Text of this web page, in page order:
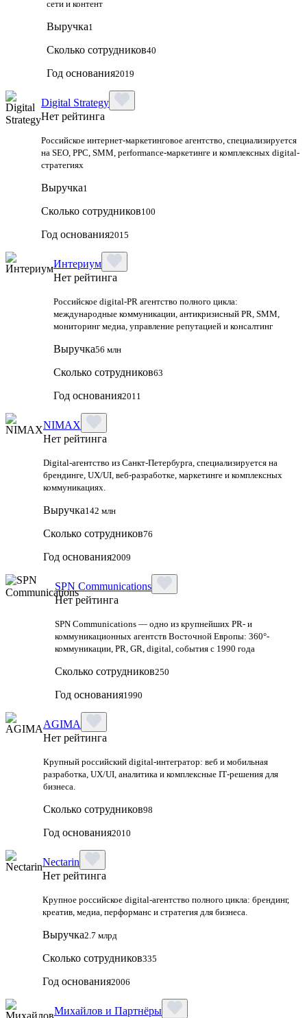
сети и контент
Выручка1
Сколько сотрудников40
Год основания2019
Digital Strategy
Нет рейтинга
Российское интернет-маркетинговое агентство, специализируется
на SEO, PPC, SMM, performance-маркетинге и комплексных digital-
стратегиях
Выручка1
Сколько сотрудников100
Год основания2015
Интериум
Нет рейтинга
Российское digital-PR агентство полного цикла:
международные коммуникации, антикризисный PR, SMM,
мониторинг медиа, управление репутацией и консалтинг
Выручка56 млн
Сколько сотрудников63
Год основания2011
NIMAX
Нет рейтинга
Digital-агентство из Санкт-Петербурга, специализируется на
брендинге, UX/UI, веб-разработке, маркетинге и комплексных
коммуникациях.
Выручка142 млн
Сколько сотрудников76
Год основания2009
SPN Communications
Нет рейтинга
SPN Communications — одно из крупнейших PR- и
коммуникационных агентств Восточной Европы: 360°-
коммуникации, PR, GR, digital, события с 1990 года
Сколько сотрудников250
Год основания1990
AGIMA
Нет рейтинга
Крупный российский digital‑интегратор: веб и мобильная
разработка, UX/UI, аналитика и комплексные IT‑решения для
бизнеса.
Сколько сотрудников98
Год основания2010
Nectarin
Нет рейтинга
Крупное российское digital‑агентство полного цикла: брендинг,
креатив, медиа, перформанс и стратегия для бизнеса.
Выручка2.7 млрд
Сколько сотрудников335
Год основания2006
Михайлов и Партнёры